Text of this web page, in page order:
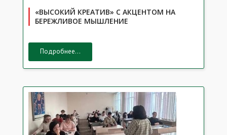
«ВЫСОКИЙ КРЕАТИВ» С АКЦЕНТОМ НА
БЕРЕЖЛИВОЕ МЫШЛЕНИЕ
Подробнее...